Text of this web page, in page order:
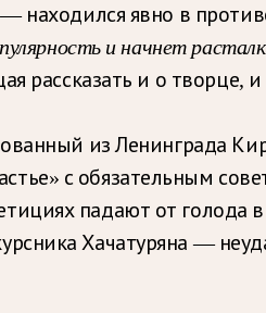
находился явно в
и начнет
рассказать и о творце,
из Ленинграда
с обязательным
падают от голода
Хачатуряна —